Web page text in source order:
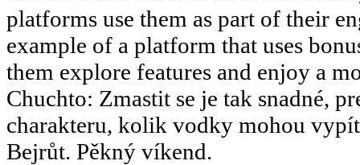
platforms use them as part of their
example of a platform that uses
them explore features and enjoy a
Chuchto: Zmastit se je tak snadné,
charakteru, kolik vodky mohou
Bejrůt. Pěkný víkend.